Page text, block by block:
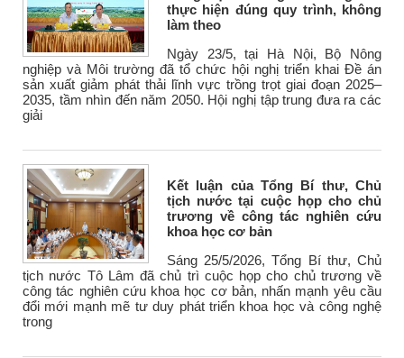
thực hiện đúng quy trình, không
làm theo
Ngày 23/5, tại Hà Nội, Bộ Nông
nghiệp và Môi trường đã tổ chức hội nghị triển khai Đề án
sản xuất giảm phát thải lĩnh vực trồng trọt giai đoạn 2025–
2035, tầm nhìn đến năm 2050. Hội nghị tập trung đưa ra các
giải
Kết luận của Tổng Bí thư, Chủ
tịch nước tại cuộc họp cho chủ
trương về công tác nghiên cứu
khoa học cơ bản
Sáng 25/5/2026, Tổng Bí thư, Chủ
tịch nước Tô Lâm đã chủ trì cuộc họp cho chủ trương về
công tác nghiên cứu khoa học cơ bản, nhấn mạnh yêu cầu
đổi mới mạnh mẽ tư duy phát triển khoa học và công nghệ
trong